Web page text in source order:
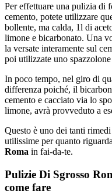
Per effettuare una pulizia di
cemento, potete utilizzare
bollente, ma calda, 1l di
limone e bicarbonato. Una
la versate interamente sul
poi utilizzate uno
In poco tempo, nel giro di
differenza poiché, il
cemento e cacciato via lo
limone, avrà provveduto a
Questo è uno dei tanti
utilissime per quanto
Roma in fai-da-te.
Pulizie Di Sgrosso
come fare